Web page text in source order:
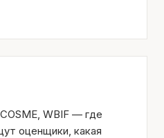
WBIF — где
оценщики, какая